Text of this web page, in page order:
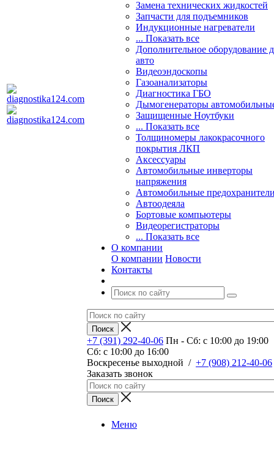
Замена технических жидкостей
Запчасти для подъемников
Индукционные нагреватели
... Показать все
Дополнительное оборудование
авто
Видеоэндоскопы
Газоанализаторы
Диагностика ГБО
Дымогенераторы
Защищенные Ноутбуки
... Показать все
Толщиномеры лакокрасочного
покрытия ЛКП
Аксессуары
Автомобильные инверторы
напряжения
Автомобильные
Автоодеяла
Бортовые компьютеры
Видеорегистраторы
... Показать все
О компании
О компании Новости
Контакты
+7 (391) 292-40-06 Пн - Сб: c 10:00 до 19:00
Сб: c 10:00 до 16:00
​Воскресенье выходной / +7 (908) 212-40-06
Заказать звонок
Меню